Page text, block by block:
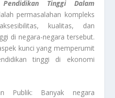
Pendidikan Tinggi Dalam
permasalahan kompleks
kualitas, dan
di negara-negara tersebut.
kunci yang memperumit
tinggi di ekonomi
Publik: Banyak negara